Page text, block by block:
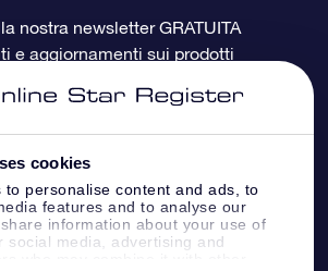
cookies
to personalise content and ads, to
features and to analyse our
information about your use of
social media, advertising and
Stars
me to the stars’
di Pagamento
nostra newsletter GRATUITA
e aggiornamenti sui prodotti